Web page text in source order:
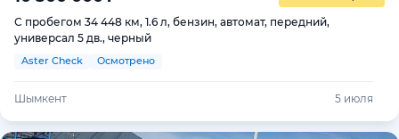
С пробегом 34 448 км, 1.6 л, бензин, автомат, передний,
универсал 5 дв., черный
Aster Check Осмотрено
Шымкент 5 июля